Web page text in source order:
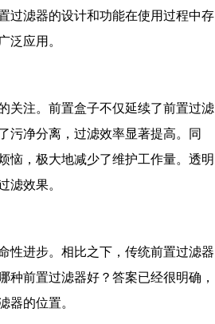
过滤器的设计和功能在使用过程中存
泛应用。
关注。前置盒子不仅延续了前置过滤
污净分离，过滤效率显著提高。同
恼，极大地减少了维护工作量。透明
滤效果。
性进步。相比之下，传统前置过滤器
前置过滤器好？答案已经很明确，
器的位置。